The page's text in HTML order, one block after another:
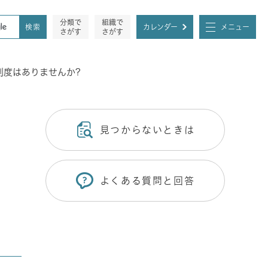
分類で
さがす
組織で
さがす
カレンダー メニュー
度はありませんか?
見つからないときは
よくある質問と回答